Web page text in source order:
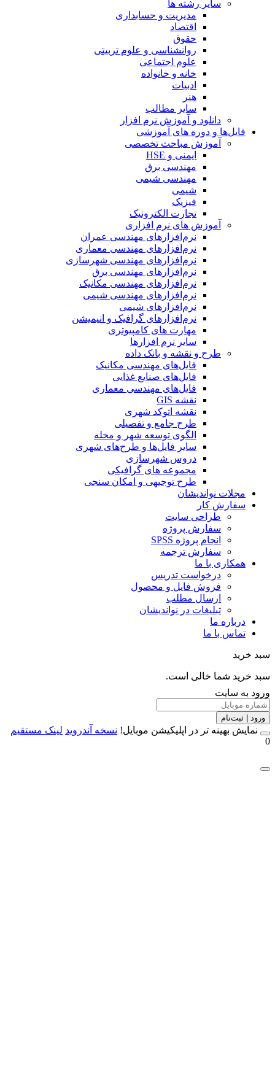
سایر رشته ها
مدیریت و حسابداری
اقتصاد
حقوق
روانشناسی و علوم تربیتی
علوم اجتماعی
خانه و خانواده
ادبیات
هنر
سایر مطالب
دانلود و آموزش نرم افزار
فایل‌ها و دوره های آموزشی
آموزش مباحث تخصصی
ایمنی و HSE
مهندسی برق
مهندسی شیمی
شیمی
فیزیک
تجارت الکترونیک
آموزش های نرم افزاری
نرم‌افزارهای مهندسی عمران
نرم‌افزارهای مهندسی معماری
نرم‌افزارهای مهندسی شهرسازی
نرم‌افزارهای مهندسی برق
نرم‌افزارهای مهندسی مکانیک
نرم‌افزارهای مهندسی شیمی
نرم‌افزارهای شیمی
نرم‌افزارهای گرافیک و انیمیشن
مهارت های کامپیوتری
سایر نرم افزارها
طرح و نقشه و بانک داده
فایل‌های مهندسی مکانیک
فایل‌های صنایع غذایی
فایل‌های مهندسی معماری
نقشه GIS
نقشه اتوکد شهری
طرح جامع و تفصیلی
الگوی توسعه شهر و محله
سایر فایل‌ها و طرح‌های شهری
دروس شهرسازی
مجموعه های گرافیکی
طرح توجیهی و امکان سنجی
مجلات نواندیشان
سفارش کار
طراحی سایت
سفارش پروژه
انجام پروژه SPSS
سفارش ترجمه
همکاری با ما
درخواست تدریس
فروش فایل و محصول
ارسال مطلب
تبلیغات در نواندیشان
درباره ما
تماس با ما
خرید شما خالی است.
به سایت
| ثبت‌نام
بهینه تر در اپلیکیشن موبایل!نسخه آندروید لینک مستقیم